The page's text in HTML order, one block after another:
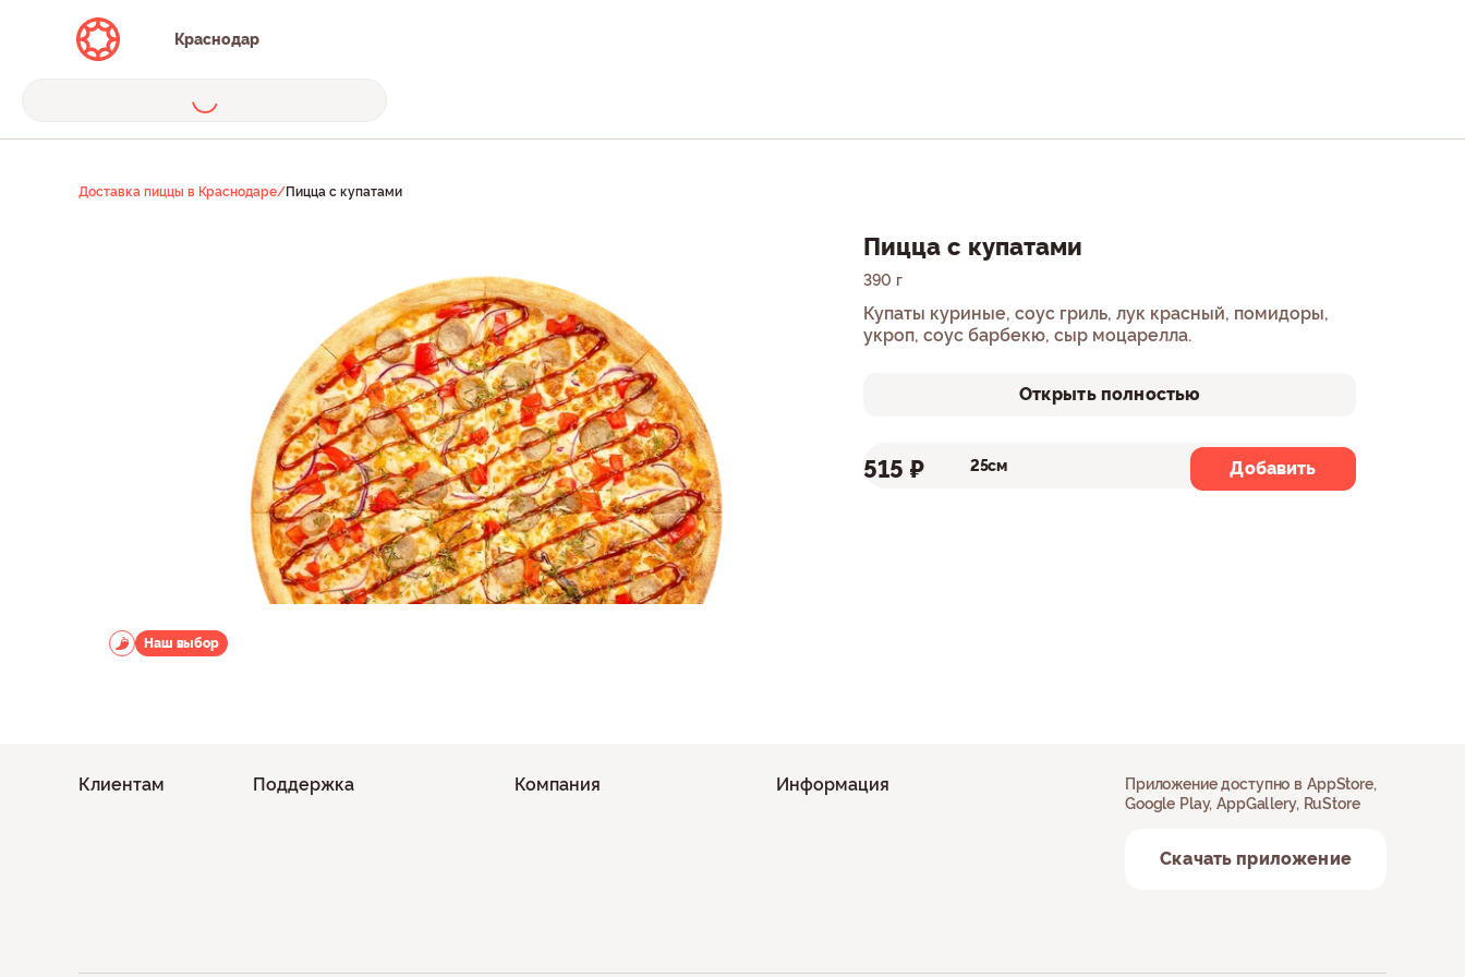
Краснодар
Доставка пиццы в Краснодаре/Пицца с купатами
Наш выбор
Пицца с купатами
390 г
Купаты куриные, соус гриль, лук красный, помидоры,
укроп, соус барбекю, сыр моцарелла.
Открыть полностью
25см 30см
515 ₽ Добавить
Клиентам Поддержка Компания Информация
Приложение доступно в AppStore,
Google Play, AppGallery, RuStore
Скачать приложение